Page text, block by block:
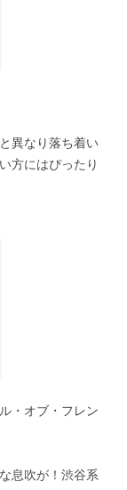
異なり落ち着い
方にはぴったり
・オブ・フレン
息吹が！渋谷系